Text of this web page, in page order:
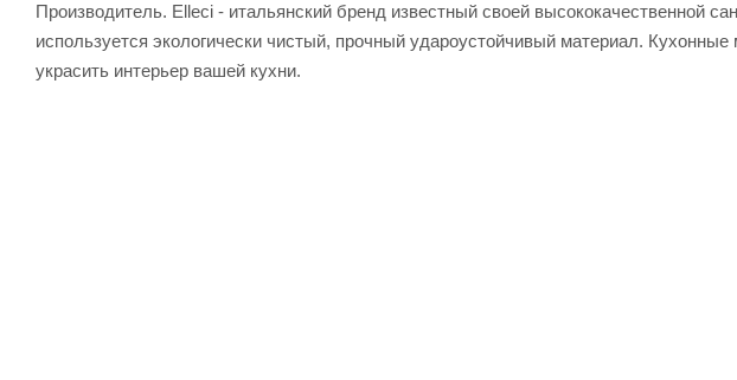
Производитель. Elleci - итальянский бренд известный своей высококачественной
используется экологически чистый, прочный удароустойчивый материал.
украсить интерьер вашей кухни.